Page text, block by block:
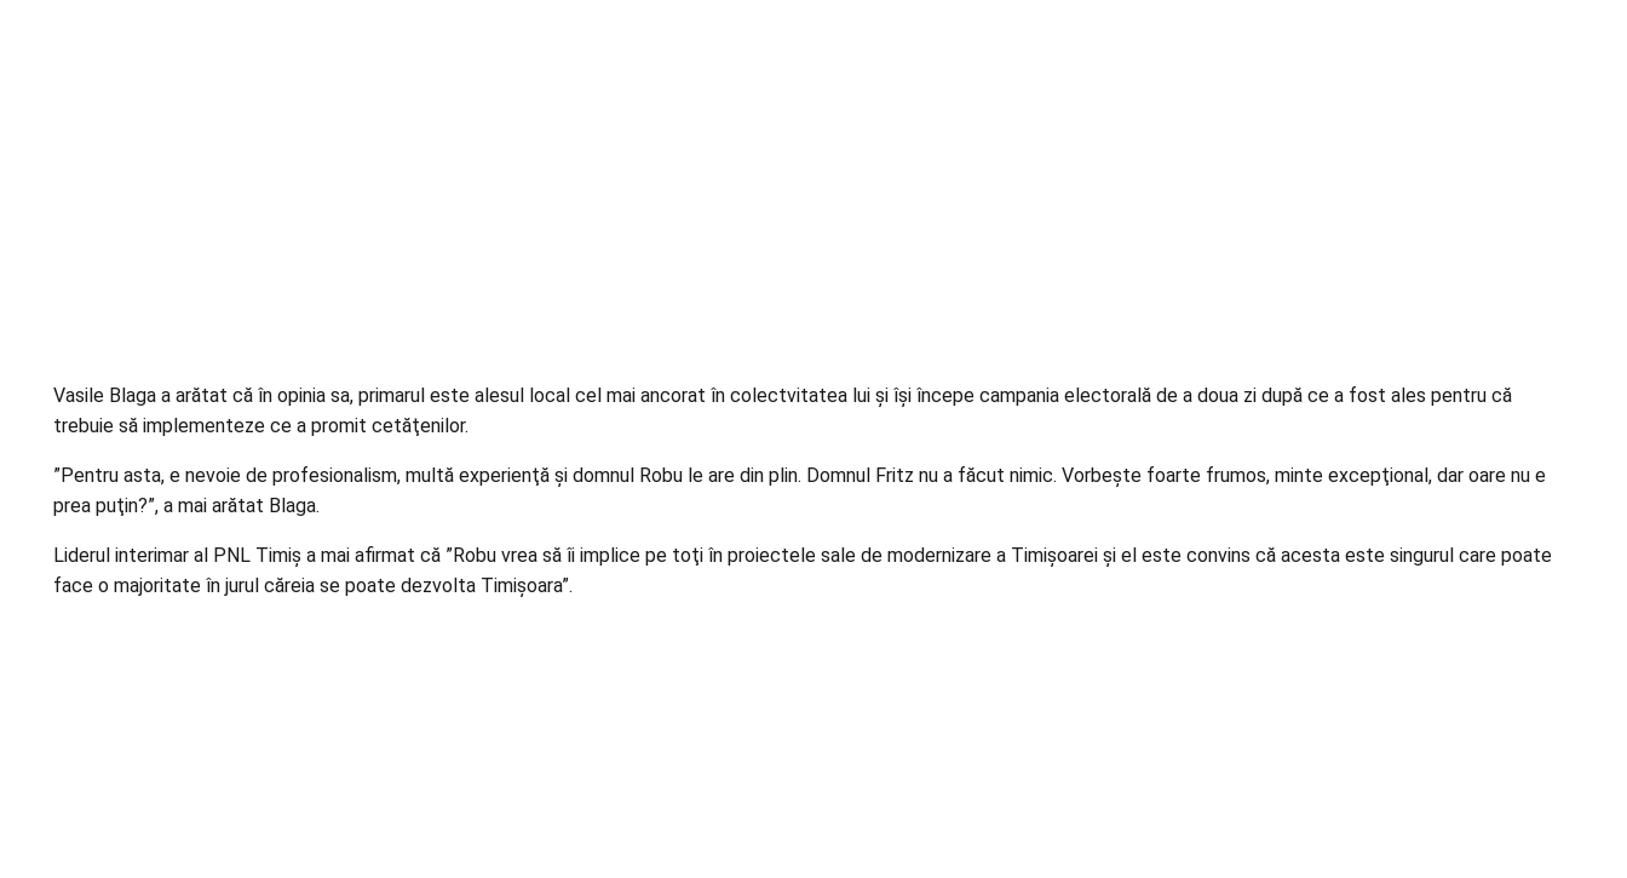
Vasile Blaga a arătat că în opinia sa, primarul este alesul local cel mai ancorat în colectvitatea lui şi îşi începe campania electorală de a doua zi după ce a fost ales pentru că
trebuie să implementeze ce a promit cetăţenilor.
”Pentru asta, e nevoie de profesionalism, multă experienţă şi domnul Robu le are din plin. Domnul Fritz nu a făcut nimic. Vorbeşte foarte frumos, minte excepţional, dar oare nu e
prea puţin?”, a mai arătat Blaga.
Liderul interimar al PNL Timiş a mai afirmat că ”Robu vrea să îi implice pe toţi în proiectele sale de modernizare a Timişoarei şi el este convins că acesta este singurul care poate
face o majoritate în jurul căreia se poate dezvolta Timişoara”.